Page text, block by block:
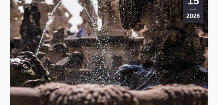
2026